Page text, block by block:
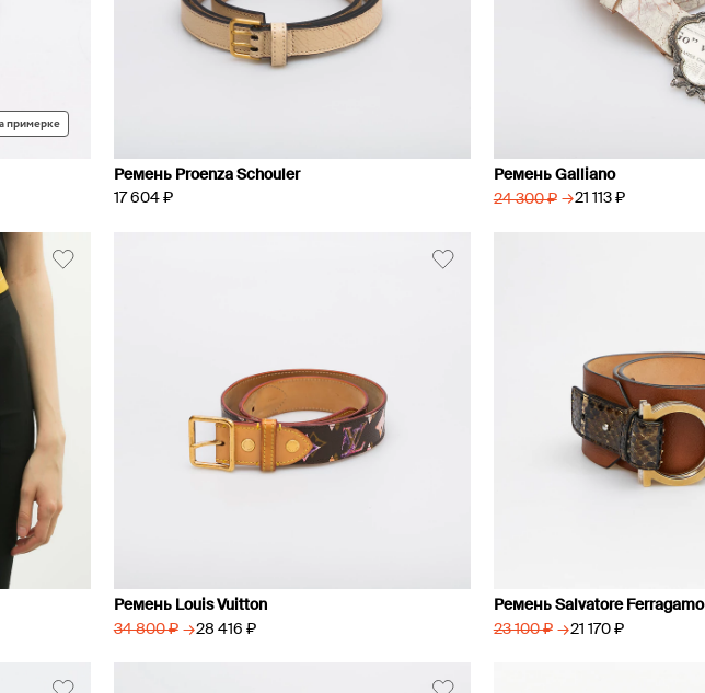
примерке
Ремень Proenza Schouler
17 604 ₽
Ремень Galliano
24 300 ₽ → 21 113 ₽
Ремень Louis Vuitton
34 800 ₽ → 28 416 ₽
Ремень Salvatore Ferragamo
23 100 ₽ → 21 170 ₽